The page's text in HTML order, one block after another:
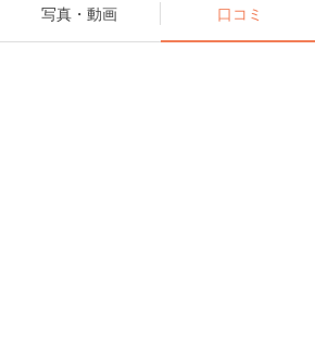
写真・動画 口コミ